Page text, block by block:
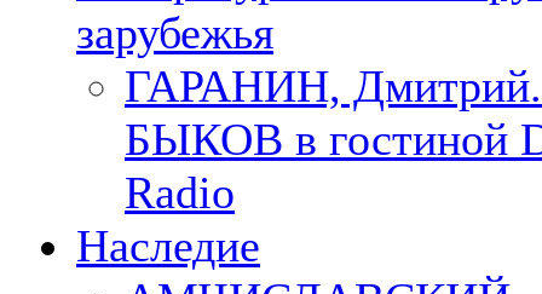
зарубежья
ГАРАНИН,
БЫКОВ в гостиной
Radio
Наследие